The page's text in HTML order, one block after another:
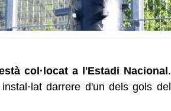
col·locat a l'Estadi Nacional.
darrere d'un dels gols del